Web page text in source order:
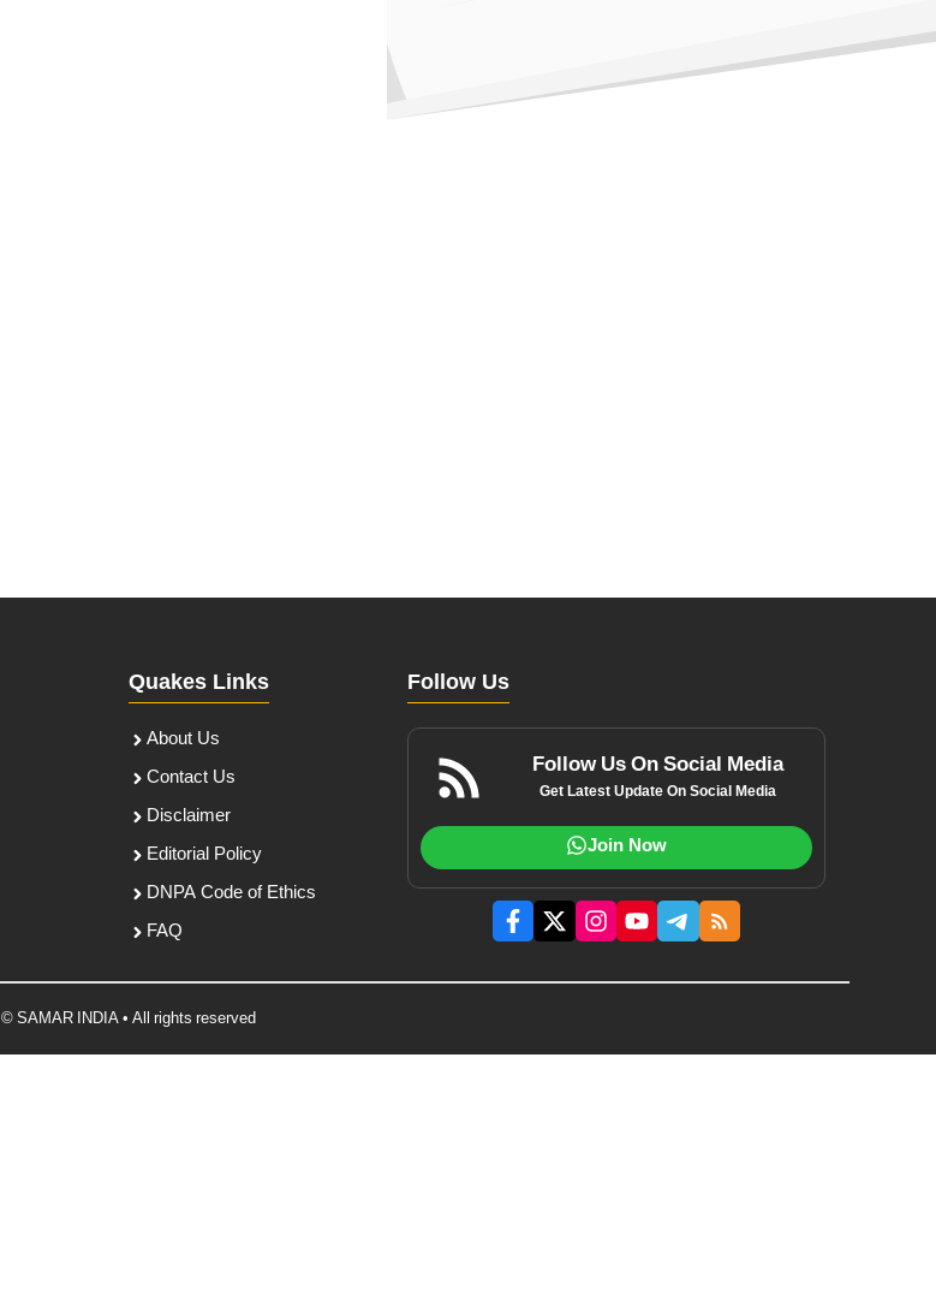
Quakes Links
About Us
Contact Us
Disclaimer
Editorial Policy
DNPA Code of Ethics
FAQ
Follow Us
Follow Us On Social Media
Get Latest Update On Social Media
Join Now
© SAMAR INDIA • All rights reserved